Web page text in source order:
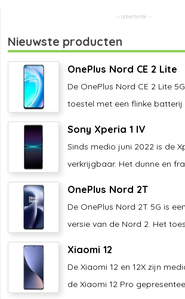
Nieuwste producten
OnePlus Nord CE 2 Lite
De OnePlus Nord CE 2 Lite
toestel met een flinke batterij
Sony Xperia 1 IV
Sinds medio juni 2022 is de
verkrijgbaar. Het dunne en
OnePlus Nord 2T
De OnePlus Nord 2T 5G is
versie van de Nord 2. Het
Xiaomi 12
De Xiaomi 12 en 12X zijn
de Xiaomi 12 Pro